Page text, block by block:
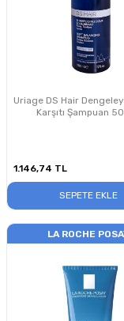
Uriage DS Hair
Karşıtı Şampuan
1.146,74 TL
SEPETE EKLE
LA ROCHE